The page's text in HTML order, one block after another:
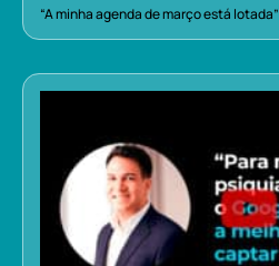
“A minha agenda de março está lotada”